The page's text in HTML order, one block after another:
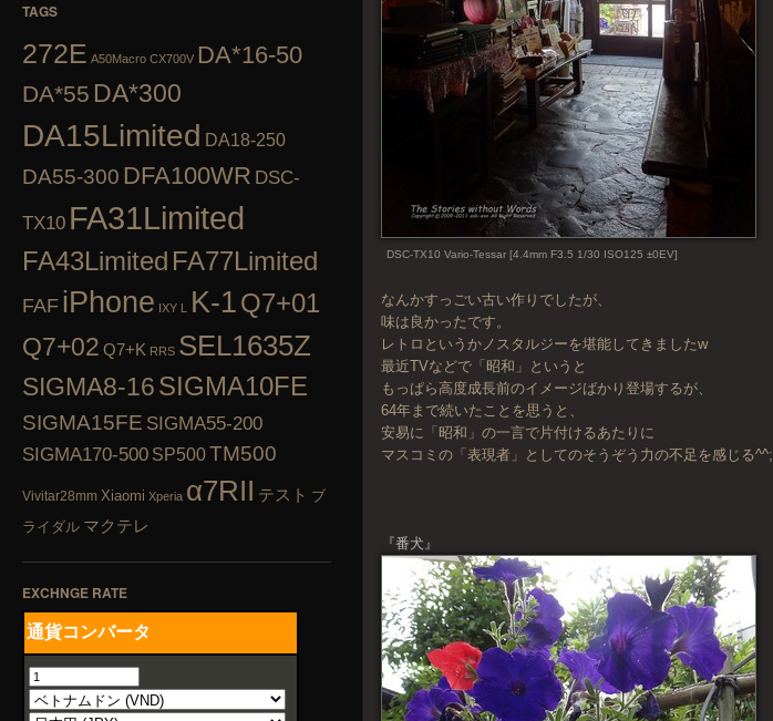
TAGS
272E A50Macro CX700V DA*16-50
DA*55 DA*300
DA15Limited DA18-250
DA55-300 DFA100WR DSC-
TX10 FA31Limited
FA43Limited FA77Limited
FAF iPhone IXY L K-1Q7+01
Q7+02 Q7+K RRS SEL1635Z
SIGMA8-16SIGMA10FE
SIGMA15FE SIGMA55-200
SIGMA170-500 SP500TM500
Vivitar28mm Xiaomi Xperia α7RII テスト ブ
ライダル マクテレ
EXCHNGE RATE
DSC-TX10 Vario-Tessar [4.4mm F3.5 1/30 ISO125 ±0EV]
なんかすっごい古い作りでしたが、
味は良かったです。
レトロというかノスタルジーを堪能してきましたw
最近TVなどで「昭和」というと
もっぱら高度成長前のイメージばかり登場するが、
64年まで続いたことを思うと、
安易に「昭和」の一言で片付けるあたりに
マスコミの「表現者」としてのそうぞう力の不足を感じる^^;
『番犬』